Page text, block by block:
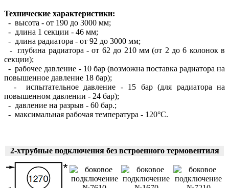
Технические характеристики:
- высота - от 190 до 3000 мм;
- длина 1 секции - 46 мм;
- длина радиатора - от 92 до 3000 мм;
- глубина радиатора - от 62 до 210 мм (от 2 до 6 колонок в
секции);
- рабочее давление - 10 бар (возможна поставка радиатора на
повышенное давление 18 бар);
- испытательное давление - 15 бар (для радиатора на
повышенном давлении - 24 бар);
- давление на разрыв - 60 бар.;
- максимальная рабочая температура - 120°С.
2-хтрубные подключения без встроенного термовентиля